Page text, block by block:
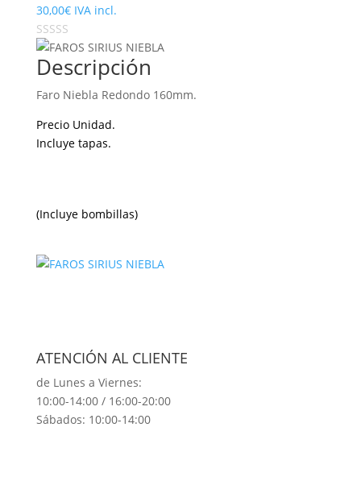
30,00€ IVA incl.
Descripción
Faro Niebla Redondo 160mm.
Precio Unidad.
Incluye tapas.
(Incluye bombillas)
ATENCIÓN AL CLIENTE
de Lunes a Viernes:
10:00-14:00 / 16:00-20:00
Sábados: 10:00-14:00